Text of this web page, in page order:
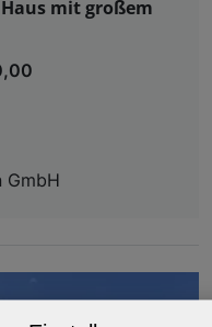
mit großem
GmbH